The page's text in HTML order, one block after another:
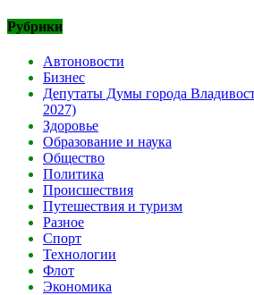
Рубрики
Автоновости
Бизнес
Депутаты Думы города
2027)
Здоровье
Образование и наука
Общество
Политика
Происшествия
Путешествия и туризм
Разное
Спорт
Технологии
Флот
Экономика